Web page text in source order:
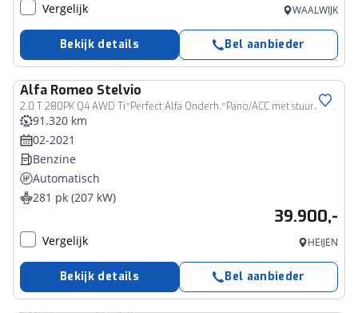
Vergelijk WAALWIJK
Bekijk details Bel aanbieder
Alfa Romeo Stelvio
2.0 T 280PK Q4 AWD Ti*Perfect Alfa Onderh.*Pano/ACC met stuurhulp/Leder/Stoelverw./Stuurverw./Apple Carplay-Android/Dodehoek/Rijstrook/Memorie/Keyless Entry+Go/DAB/LED/Camera/Parkeersens.V+A/19 inch LM*
91.320 km
02-2021
Benzine
Automatisch
281 pk (207 kW)
39.900,-
Vergelijk HEIJEN
Bekijk details Bel aanbieder